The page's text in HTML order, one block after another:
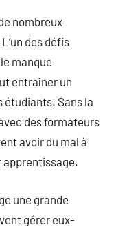
nombreux
des défis
manque
entraîner un
étudiants. Sans la
des formateurs
avoir du mal à
apprentissage.
une grande
gérer eux-